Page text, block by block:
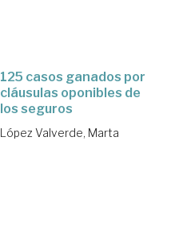
125 casos ganados por
cláusulas oponibles de
los seguros
López Valverde, Marta